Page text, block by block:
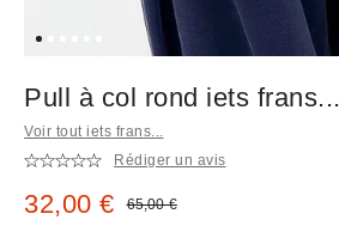
Pull à col rond iets
Voir tout iets frans...
Rédiger un avis
Prix remisé :
32,00 € Prix d'origine :
65,00 €